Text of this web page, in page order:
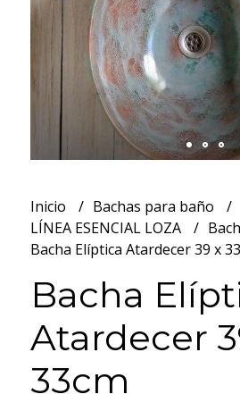
Inicio
Bachas para baño
LÍNEA ESENCIAL LOZA
Bacha Elíptica Atardecer 39 x
Bacha
Atardecer
33cm